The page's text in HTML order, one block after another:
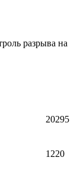
разрыва на
20295
1220